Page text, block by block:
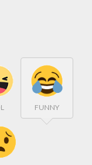
FUNNY